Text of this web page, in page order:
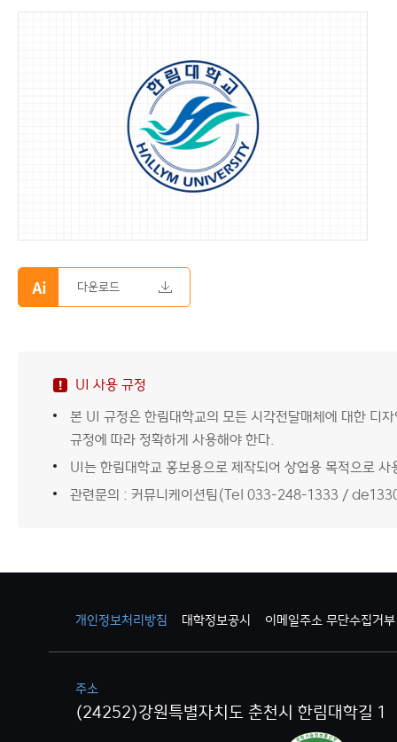
다운로드
UI 사용 규정
본 UI 규정은 한림대학교의 모든 시각전달매체에 대한 디
규정에 따라 정확하게 사용해야 한다.
UI는 한림대학교 홍보용으로 제작되어 상업용 목적으로 사
관련문의 : 커뮤니케이션팀(Tel 033-248-1333 /
개인정보처리방침 대학정보공시 이메일주소 무단수집거부
주소
(24252)강원특별자치도 춘천시 한림대학길 1